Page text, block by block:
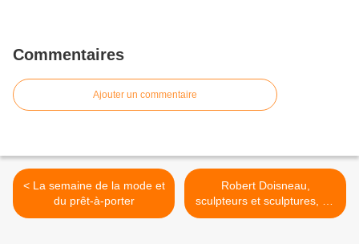
Commentaires
Ajouter un commentaire
< La semaine de la mode et
du prêt-à-porter
Robert Doisneau,
sculpteurs et sculptures, au
Musée Rodin de Meudon >